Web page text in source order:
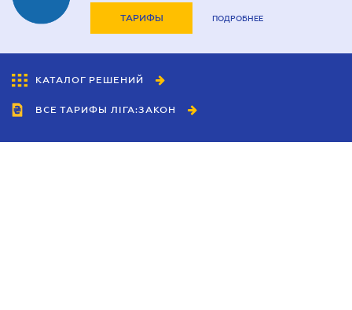
ТАРИФЫ ПОДРОБНЕЕ
КАТАЛОГ РЕШЕНИЙ
ВСЕ ТАРИФЫ ЛІГА:ЗАКОН